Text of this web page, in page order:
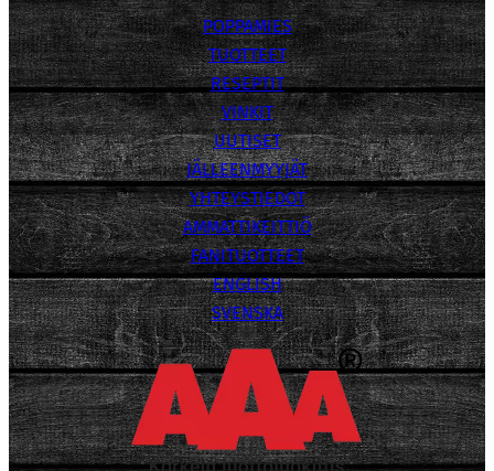
POPPAMIES
TUOTTEET
RESEPTIT
VINKIT
UUTISET
JÄLLEENMYYJÄT
YHTEYSTIEDOT
AMMATTIKEITTIÖ
FANITUOTTEET
ENGLISH
SVENSKA